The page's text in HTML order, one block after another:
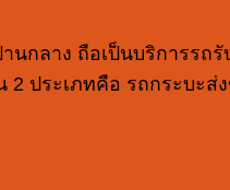
นกลาง ถือเป็นบริการร
ประเภทคือ รถกระบะ